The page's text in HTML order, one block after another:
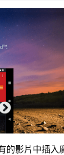
的影片中插入